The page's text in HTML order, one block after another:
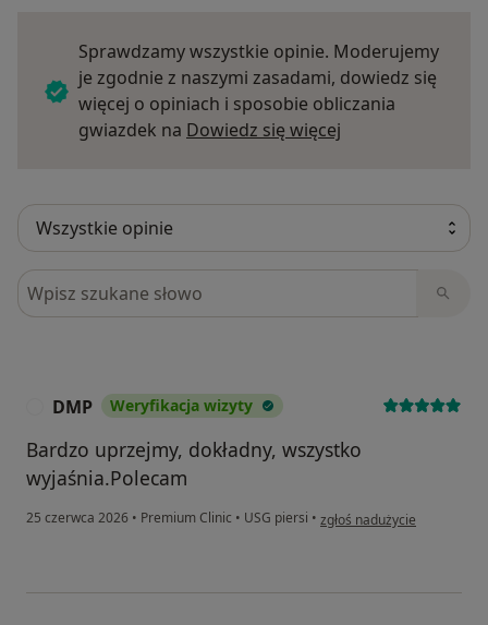
Sprawdzamy wszystkie opinie. Moderujemy
je zgodnie z naszymi zasadami, dowiedz się
więcej o opiniach i sposobie obliczania
gwiazdek na Dowiedz się więcej
Szukaj w opiniach
DMP Weryfikacja wizyty
Bardzo uprzejmy, dokładny, wszystko
wyjaśnia.Polecam
25 czerwca 2026 • Premium Clinic • USG piersi • w opinii użytkownika DMP
zgłoś nadużycie